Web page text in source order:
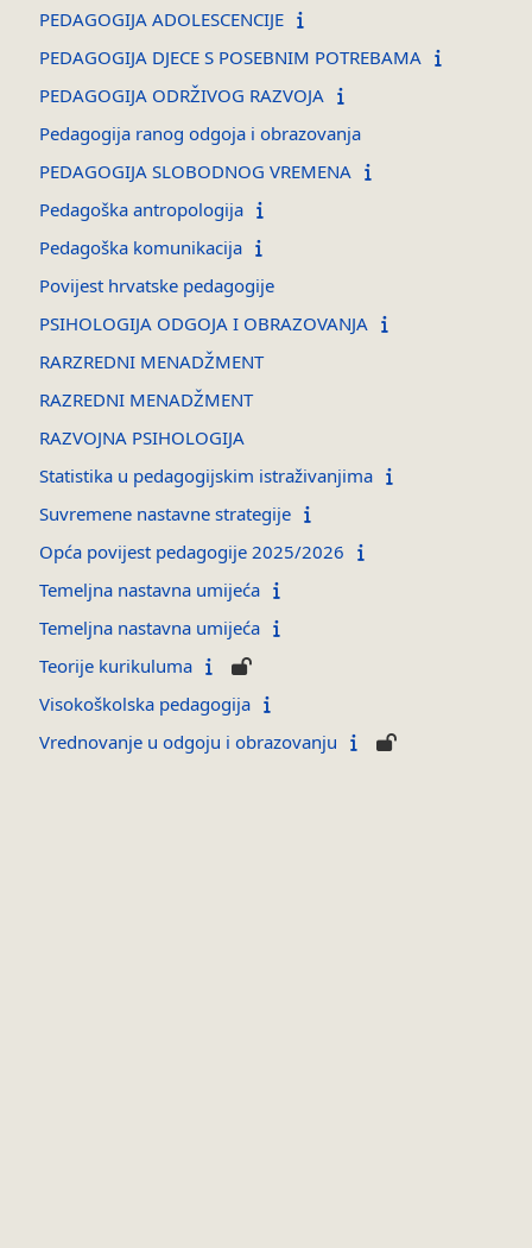
PEDAGOGIJA ADOLESCENCIJE
PEDAGOGIJA DJECE S POSEBNIM POTREBAMA
PEDAGOGIJA ODRŽIVOG RAZVOJA
Pedagogija ranog odgoja i obrazovanja
PEDAGOGIJA SLOBODNOG VREMENA
Pedagoška antropologija
Pedagoška komunikacija
Povijest hrvatske pedagogije
PSIHOLOGIJA ODGOJA I OBRAZOVANJA
RARZREDNI MENADŽMENT
RAZREDNI MENADŽMENT
RAZVOJNA PSIHOLOGIJA
Statistika u pedagogijskim istraživanjima
Suvremene nastavne strategije
Opća povijest pedagogije 2025/2026
Temeljna nastavna umijeća
Temeljna nastavna umijeća
Teorije kurikuluma
Visokoškolska pedagogija
Vrednovanje u odgoju i obrazovanju